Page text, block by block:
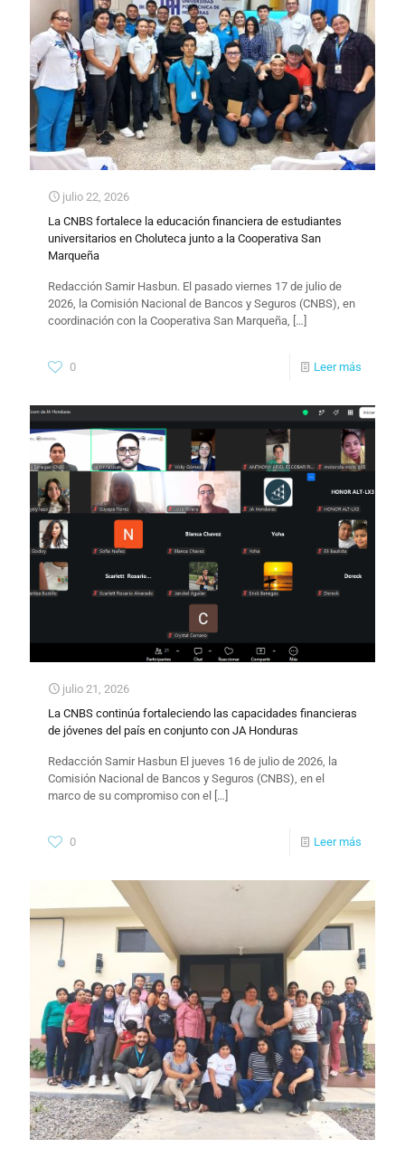
julio 22, 2026
La CNBS fortalece la educación financiera de estudiantes
universitarios en Choluteca junto a la Cooperativa San
Marqueña
Redacción Samir Hasbun. El pasado viernes 17 de julio de
2026, la Comisión Nacional de Bancos y Seguros (CNBS), en
coordinación con la Cooperativa San Marqueña, […]
0 Leer más
julio 21, 2026
La CNBS continúa fortaleciendo las capacidades financieras
de jóvenes del país en conjunto con JA Honduras
Redacción Samir Hasbun El jueves 16 de julio de 2026, la
Comisión Nacional de Bancos y Seguros (CNBS), en el
marco de su compromiso con el
[…]
0 Leer más